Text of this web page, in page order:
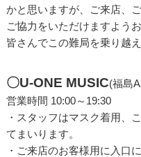
かと思いますが、ご来店、
ご協力をいただけますよう
皆さんでこの難局を乗り越
〇U-ONE MUSIC(福島
営業時間 10:00～19:30
・スタッフはマスク着用、
てまいります。
・ご来店のお客様用に入口